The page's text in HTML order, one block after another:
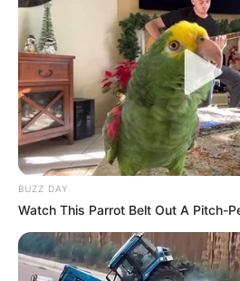
MANTÉNGASE EN
Tenemos todas las
interesan. Para
favor, active las
ACTIVAR AHORA
TEMAS DESTACADOS
BUZZ DAY
Watch This Parrot Belt Out A Pitch-